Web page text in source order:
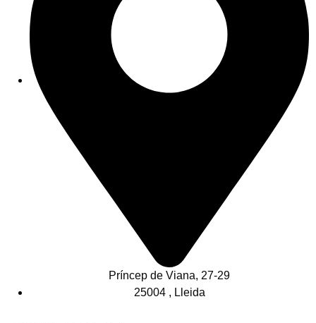
Príncep de Viana, 27-29
25004 , Lleida